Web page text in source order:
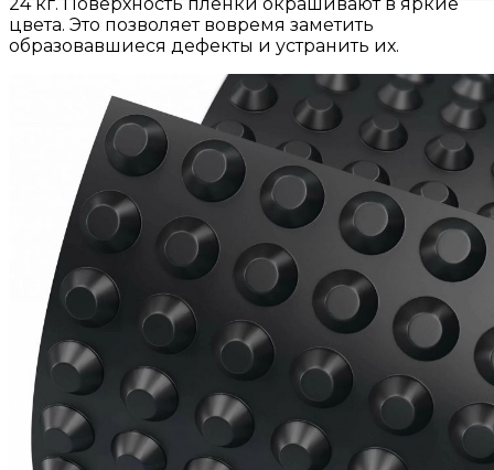
цвета. Это позволяет вовремя заметить
образовавшиеся дефекты и устранить их.